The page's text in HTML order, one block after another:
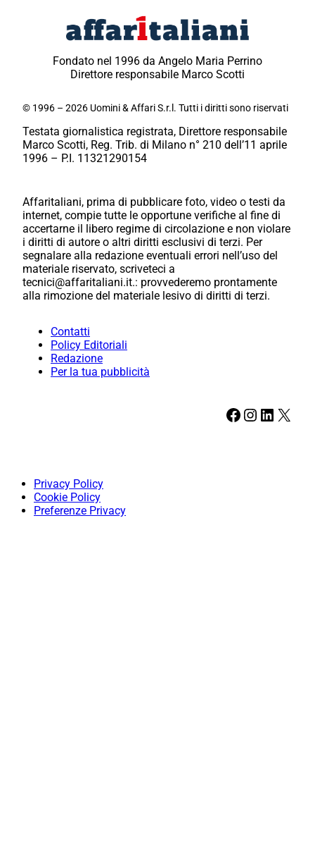
Fondato nel 1996 da Angelo Maria Perrino
Direttore responsabile Marco Scotti
© 1996 – 2026 Uomini & Affari S.r.l. Tutti i diritti sono riservati
Testata giornalistica registrata, Direttore responsabile
Marco Scotti, Reg. Trib. di Milano n° 210 dell’11 aprile
1996 – P.I. 11321290154
Affaritaliani, prima di pubblicare foto, video o testi da
internet, compie tutte le opportune verifiche al fine di
accertarne il libero regime di circolazione e non violare
i diritti di autore o altri diritti esclusivi di terzi. Per
segnalare alla redazione eventuali errori nell’uso del
materiale riservato, scriveteci a
tecnici@affaritaliani.it.: provvederemo prontamente
alla rimozione del materiale lesivo di diritti di terzi.
Contatti
Policy Editoriali
Redazione
Per la tua pubblicità
Facebook Instagram LinkedIn X
Privacy Policy
Cookie Policy
Preferenze Privacy